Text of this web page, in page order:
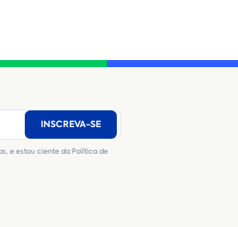
INSCREVA-SE
e estou ciente da Política de